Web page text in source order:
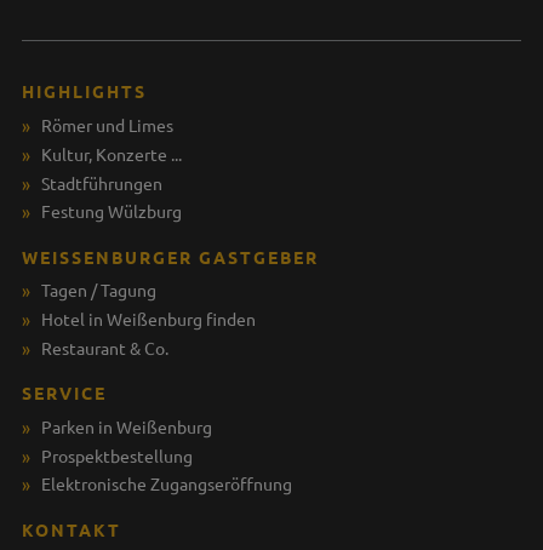
HIGHLIGHTS
Römer und Limes
Kultur, Konzerte ...
Stadtführungen
Festung Wülzburg
WEISSENBURGER GASTGEBER
Tagen / Tagung
Hotel in Weißenburg finden
Restaurant & Co.
SERVICE
Parken in Weißenburg
Prospektbestellung
Elektronische Zugangseröffnung
KONTAKT